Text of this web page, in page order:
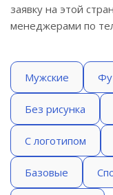
заявку на этой
менеджерами по
Мужские
Без рисунка
С логотипом
Базовые